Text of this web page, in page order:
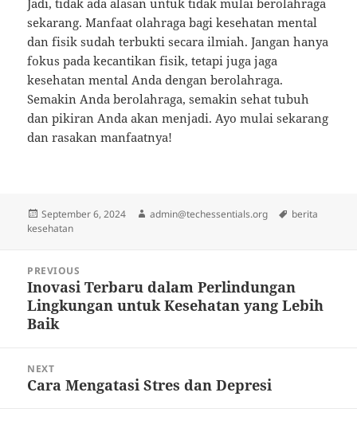
Jadi, tidak ada alasan untuk tidak mulai berolahraga
sekarang. Manfaat olahraga bagi kesehatan mental
dan fisik sudah terbukti secara ilmiah. Jangan hanya
fokus pada kecantikan fisik, tetapi juga jaga
kesehatan mental Anda dengan berolahraga.
Semakin Anda berolahraga, semakin sehat tubuh
dan pikiran Anda akan menjadi. Ayo mulai sekarang
dan rasakan manfaatnya!
Posted
on
September 6, 2024 Author
admin@techessentials.org Tags
berita
kesehatan
navigation
PREVIOUS
Previous
post:
Inovasi Terbaru dalam Perlindungan
Lingkungan untuk Kesehatan yang Lebih
Baik
NEXT
Next
Cara Mengatasi Stres dan Depresi